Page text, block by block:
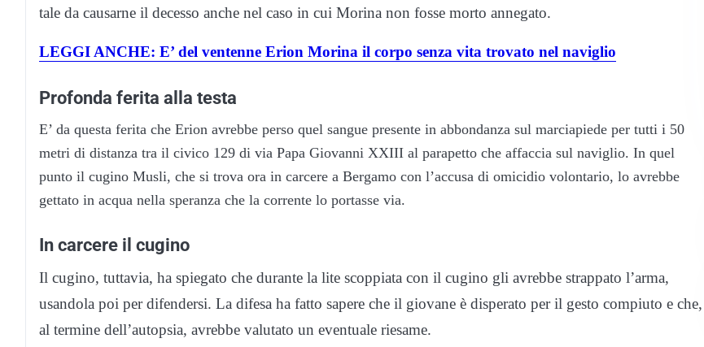
tale da causarne il decesso anche nel caso in cui Morina non fosse morto annegato.
LEGGI ANCHE: E’ del ventenne Erion Morina il corpo senza vita trovato nel naviglio
Profonda ferita alla testa
E’ da questa ferita che Erion avrebbe perso quel sangue presente in abbondanza sul marciapiede per tutti i 50
metri di distanza tra il civico 129 di via Papa Giovanni XXIII al parapetto che affaccia sul naviglio. In quel
punto il cugino Musli, che si trova ora in carcere a Bergamo con l’accusa di omicidio volontario, lo avrebbe
gettato in acqua nella speranza che la corrente lo portasse via.
In carcere il cugino
Il cugino, tuttavia, ha spiegato che durante la lite scoppiata con il cugino gli avrebbe strappato l’arma,
usandola poi per difendersi. La difesa ha fatto sapere che il giovane è disperato per il gesto compiuto e che,
al termine dell’autopsia, avrebbe valutato un eventuale riesame.